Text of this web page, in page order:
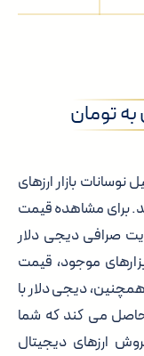
تومان
بازار ارزهای
برای مشاهده قیمت
صرافی دیجی دلار
موجود، قیمت
دیجی دلار با
حاصل می کند که شما
ارزهای دیجیتال